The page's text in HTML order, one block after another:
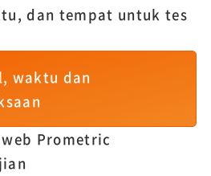
dan tempat untuk tes
waktu dan
Prometric